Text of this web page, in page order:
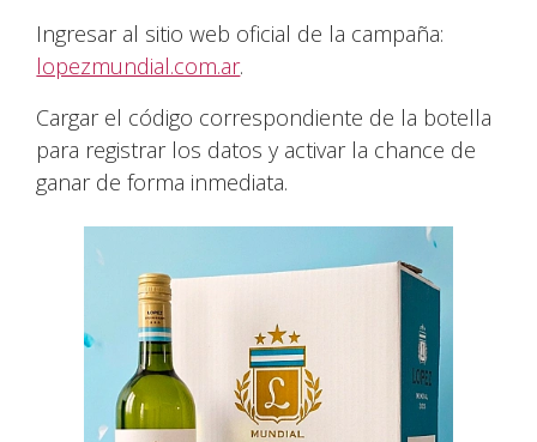
Ingresar al sitio web oficial de la campaña:
lopezmundial.com.ar.
Cargar el código correspondiente de la botella
para registrar los datos y activar la chance de
ganar de forma inmediata.